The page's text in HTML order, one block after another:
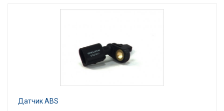
Датчик ABS